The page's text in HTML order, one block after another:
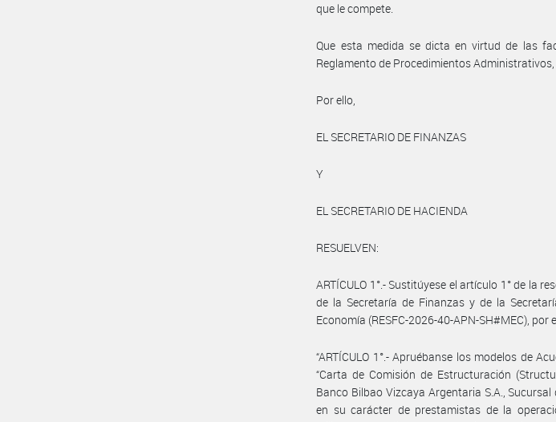
que le compete.
Que esta medida se dicta en virtud de las
Reglamento de Procedimientos
Por ello,
EL SECRETARIO DE FINANZAS
Y
EL SECRETARIO DE HACIENDA
RESUELVEN:
ARTÍCULO 1°.- Sustitúyese el artículo 1° de la
de la Secretaría de Finanzas y de la
Economía (RESFC-2026-40-APN-SH#MEC), por
“ARTÍCULO 1°.- Apruébanse los modelos de
“Carta de Comisión de Estructuración
Banco Bilbao Vizcaya Argentaria S.A.,
en su carácter de prestamistas de la